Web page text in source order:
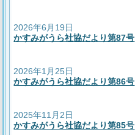
2026年6月19日
かすみがうら社協だより第87号
2026年1月25日
かすみがうら社協だより第86号
2025年11月2日
かすみがうら社協だより第85号